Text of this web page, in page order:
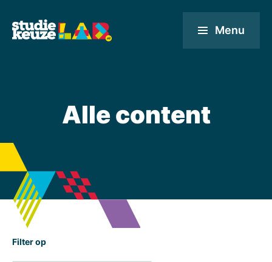
Menu
Alle content
Filter op